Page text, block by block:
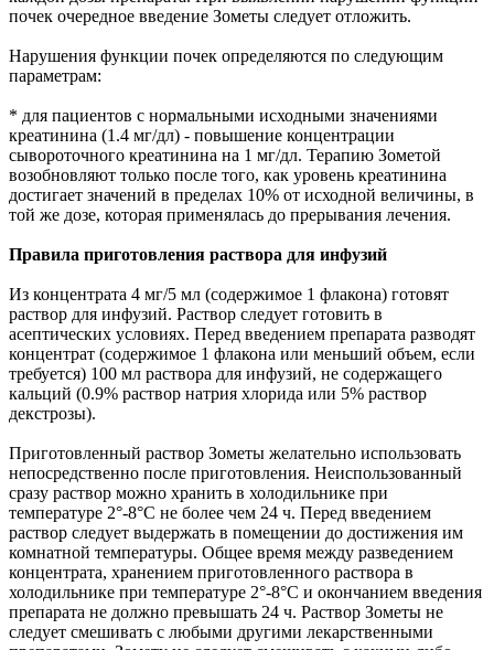
почек очередное введение Зометы следует отложить.
Нарушения функции почек определяются по следующим
параметрам:
* для пациентов с нормальными исходными значениями
креатинина (1.4 мг/дл) - повышение концентрации
сывороточного креатинина на 1 мг/дл. Терапию Зометой
возобновляют только после того, как уровень креатинина
достигает значений в пределах 10% от исходной величины, в
той же дозе, которая применялась до прерывания лечения.
Правила приготовления раствора для инфузий
Из концентрата 4 мг/5 мл (содержимое 1 флакона) готовят
раствор для инфузий. Раствор следует готовить в
асептических условиях. Перед введением препарата разводят
концентрат (содержимое 1 флакона или меньший объем, если
требуется) 100 мл раствора для инфузий, не содержащего
кальций (0.9% раствор натрия хлорида или 5% раствор
декстрозы).
Приготовленный раствор Зометы желательно использовать
непосредственно после приготовления. Неиспользованный
сразу раствор можно хранить в холодильнике при
температуре 2°-8°С не более чем 24 ч. Перед введением
раствор следует выдержать в помещении до достижения им
комнатной температуры. Общее время между разведением
концентрата, хранением приготовленного раствора в
холодильнике при температуре 2°-8°С и окончанием введения
препарата не должно превышать 24 ч. Раствор Зометы не
следует смешивать с любыми другими лекарственными